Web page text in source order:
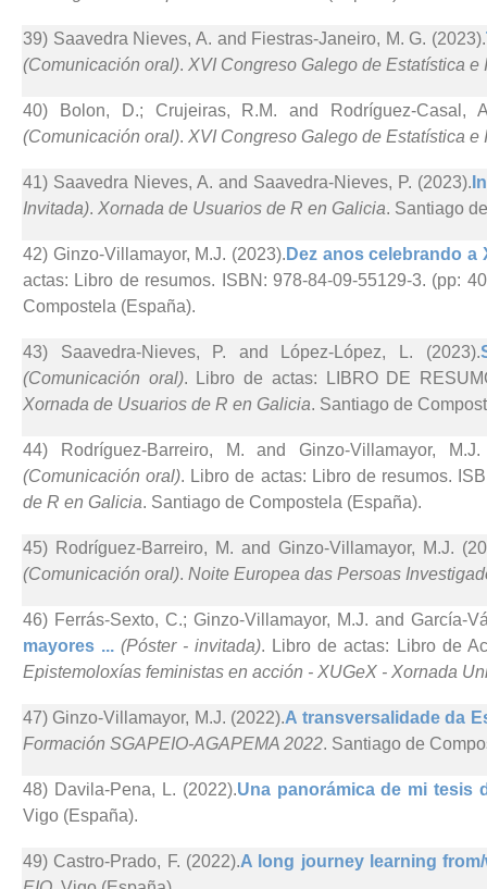
39) Saavedra Nieves, A. and Fiestras-Janeiro, M. G. (2023).
(Comunicación oral). XVI Congreso Galego de Estatística
40) Bolon, D.; Crujeiras, R.M. and Rodríguez-Casal,
(Comunicación oral). XVI Congreso Galego de Estatística
41) Saavedra Nieves, A. and Saavedra-Nieves, P. (2023).
Invitada). Xornada de Usuarios de R en Galicia. Santiago
42) Ginzo-Villamayor, M.J. (2023). Dez anos celebrando
actas: Libro de resumos. ISBN: 978-84-09-55129-3. (pp:
Compostela (España).
43) Saavedra-Nieves, P. and López-López, L. (2023).
(Comunicación oral). Libro de actas: LIBRO DE
Xornada de Usuarios de R en Galicia. Santiago de
44) Rodríguez-Barreiro, M. and Ginzo-Villamayor, M.J.
(Comunicación oral). Libro de actas: Libro de resumos.
de R en Galicia. Santiago de Compostela (España).
45) Rodríguez-Barreiro, M. and Ginzo-Villamayor, M.J.
(Comunicación oral). Noite Europea das Persoas
46) Ferrás-Sexto, C.; Ginzo-Villamayor, M.J. and García-
mayores ...(Póster - invitada). Libro de actas: Libro de
Epistemoloxías feministas en acción - XUGeX - Xornada
47) Ginzo-Villamayor, M.J. (2022).A transversalidade da
Formación SGAPEIO-AGAPEMA 2022. Santiago de
48) Davila-Pena, L. (2022).Una panorámica de mi tesis
Vigo (España).
49) Castro-Prado, F. (2022).A long journey learning